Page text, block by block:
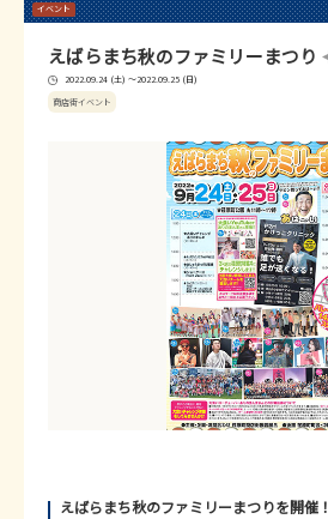
イベント
えばらまち秋のファミリーまつり
2022.09.24 (土) ～2022.09.25 (日)
商店街イベント
えばらまち秋のファミリーまつりを開催！